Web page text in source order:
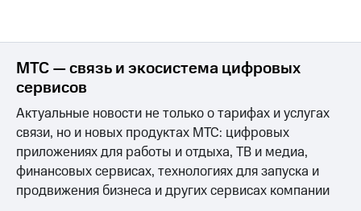
МТС — связь и экосистема цифровых
сервисов
Актуальные новости не только о тарифах и услугах
связи, но и новых продуктах МТС: цифровых
приложениях для работы и отдыха, ТВ и медиа,
финансовых сервисах, технологиях для запуска и
продвижения бизнеса и других сервисах компании